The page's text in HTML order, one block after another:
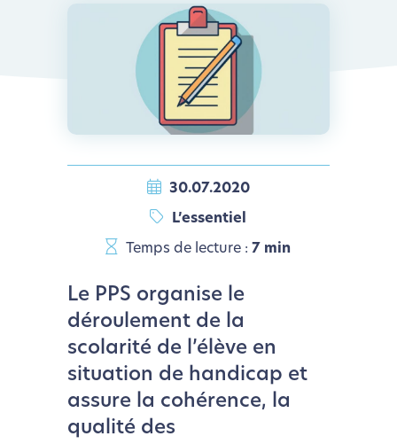
30.07.2020
L’essentiel
Temps de lecture : 7 min
Le PPS organise le
déroulement de la
scolarité de l’élève en
situation de handicap et
assure la cohérence, la
qualité des